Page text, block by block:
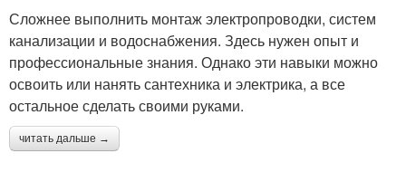
Сложнее выполнить монтаж электропроводки, систем
канализации и водоснабжения. Здесь нужен опыт и
профессиональные знания. Однако эти навыки можно
освоить или нанять сантехника и электрика, а все
остальное сделать своими руками.
читать дальше →